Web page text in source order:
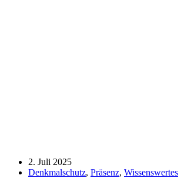
2. Juli 2025
Denkmalschutz, Präsenz, Wissenswertes